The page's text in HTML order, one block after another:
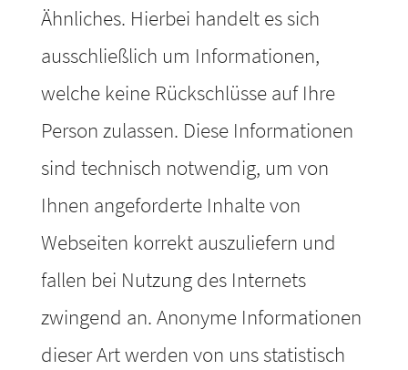
Ähnliches. Hierbei handelt es sich
ausschließlich um Informationen,
welche keine Rückschlüsse auf Ihre
Person zulassen. Diese Informationen
sind technisch notwendig, um von
Ihnen angeforderte Inhalte von
Webseiten korrekt auszuliefern und
fallen bei Nutzung des Internets
zwingend an. Anonyme Informationen
dieser Art werden von uns statistisch